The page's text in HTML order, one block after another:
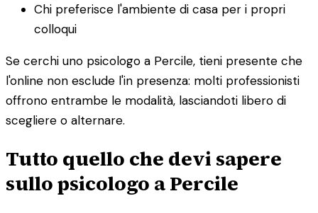
Chi preferisce l'ambiente di casa per i propri
colloqui
Se cerchi uno psicologo a Percile, tieni presente che
l'online non esclude l'in presenza: molti professionisti
offrono entrambe le modalità, lasciandoti libero di
scegliere o alternare.
Tutto quello che devi sapere
sullo psicologo a Percile